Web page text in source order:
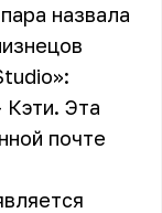
назвала
Кэти. Эта
почте